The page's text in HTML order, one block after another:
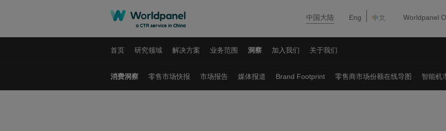
中国大陆 Eng Worldpanel
首页 研究领域 解决方案 业务范围 洞察 加入我们 关于我们
消费洞察 零售市场快报 市场报告 媒体报道 Brand Footprint 零售商市场份额在线导图 智能机